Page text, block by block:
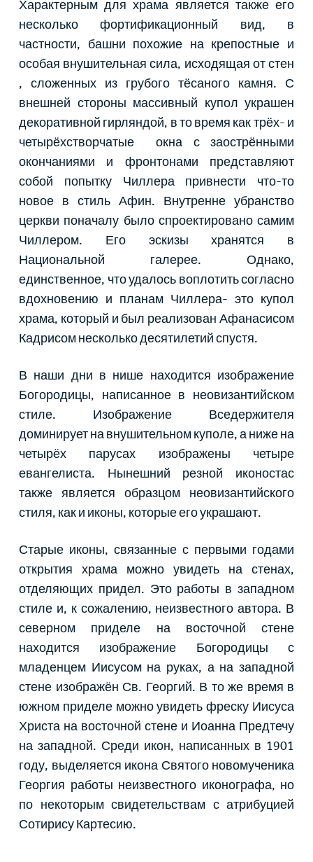
Характерным для храма является также его
несколько фортификационный вид, в
частности, башни похожие на крепостные и
особая внушительная сила, исходящая от стен
, сложенных из грубого тёсаного камня. С
внешней стороны массивный купол украшен
декоративной гирляндой, в то время как трёх- и
четырёхстворчатые окна с заострёнными
окончаниями и фронтонами представляют
собой попытку Чиллера привнести что-то
новое в стиль Афин. Внутренне убранство
церкви поначалу было спроектировано самим
Чиллером. Его эскизы хранятся в
Национальной галерее. Однако,
единственное, что удалось воплотить согласно
вдохновению и планам Чиллера- это купол
храма, который и был реализован Афанасисом
Кадрисом несколько десятилетий спустя.
В наши дни в нише находится изображение
Богородицы, написанное в неовизантийском
стиле. Изображение Вседержителя
доминирует на внушительном куполе, а ниже на
четырёх парусах изображены четыре
евангелиста. Нынешний резной иконостас
также является образцом неовизантийского
стиля, как и иконы, которые его украшают.
Старые иконы, связанные с первыми годами
открытия храма можно увидеть на стенах,
отделяющих придел. Это работы в западном
стиле и, к сожалению, неизвестного автора. В
северном приделе на восточной стене
находится изображение Богородицы с
младенцем Иисусом на руках, а на западной
стене изображён Св. Георгий. В то же время в
южном приделе можно увидеть фреску Иисуса
Христа на восточной стене и Иоанна Предтечу
на западной. Среди икон, написанных в 1901
году, выделяется икона Святого новомученика
Георгия работы неизвестного иконографа, но
по некоторым свидетельствам с атрибуцией
Сотирису Картесию.